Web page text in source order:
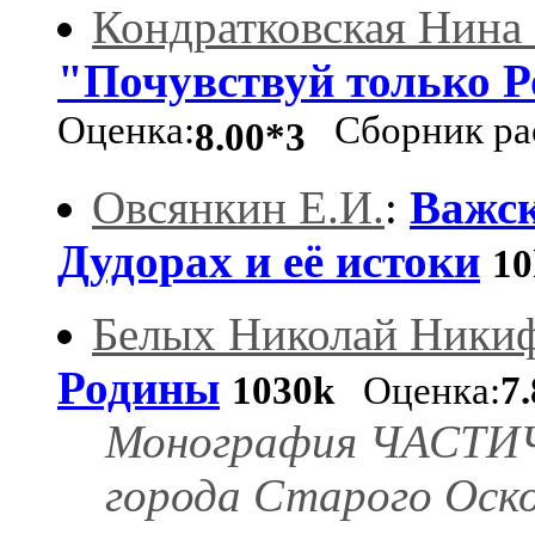
Кондратковская Нина
"Почувствуй только
Оценка:8.00*3
Сборник
Овсянкин Е.И.:
Дудорах и её истоки
Белых Николай
Родины 1030k Оценка:
Монография
города Старого